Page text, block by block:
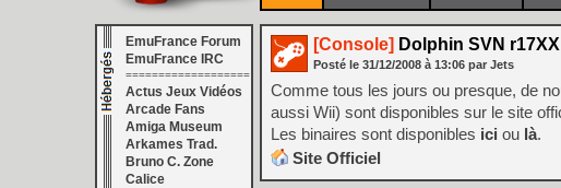
EmuFrance Forum
EmuFrance IRC
===================
Actus Jeux Vidéos
Arcade Fans
Amiga Museum
Arkames Trad.
Bruno C. Zone
Calice
[Console] Dolphin SVN r17XX
Posté le 31/12/2008 à 13:06 par Jets
Comme tous les jours ou presque, de
aussi Wii) sont disponibles sur le site
Les binaires sont disponibles ici ou là.
Site Officiel